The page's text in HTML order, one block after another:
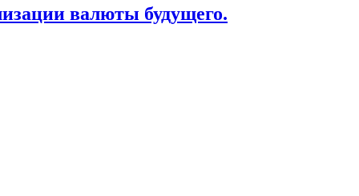
валюты будущего.